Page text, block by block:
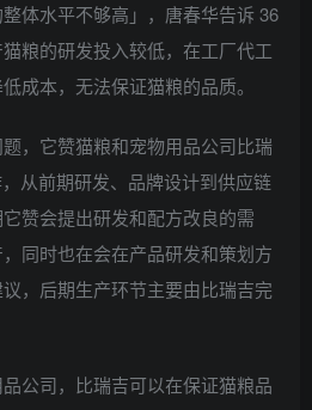
体水平不够高」，唐春华告诉 36
粮的研发投入较低，在工厂代工
成本，无法保证猫粮的品质。
它赞猫粮和宠物用品公司比瑞
从前期研发、品牌设计到供应链
赞会提出研发和配方改良的需
同时也在会在产品研发和策划方
，后期生产环节主要由比瑞吉完
司，比瑞吉可以在保证猫粮品